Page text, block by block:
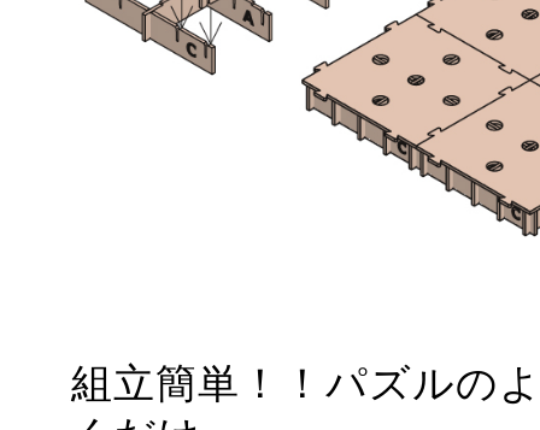
組立簡単！！パズルの